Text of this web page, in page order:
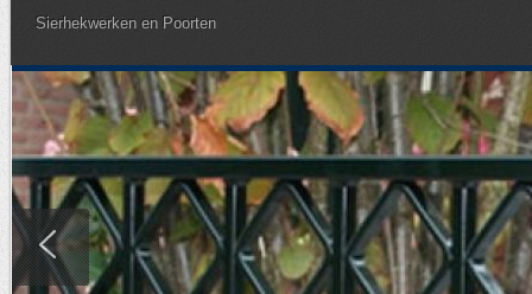
Sierhekwerken en Poorten